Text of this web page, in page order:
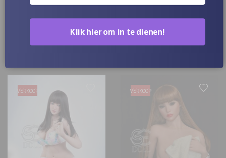
sekspop Marylou 167cm
2,200$ 1,735$
sekspop Lyndsey 163cm
SE pop
2,300$ 1,685$
VERKOOP VERKOOP
Klik hier om in te dienen!